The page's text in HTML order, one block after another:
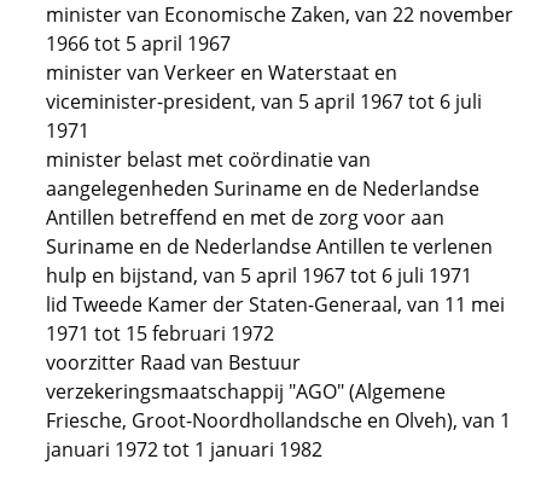
minister van Economische Zaken, van 22 november
1966 tot 5 april 1967
minister van Verkeer en Waterstaat en
viceminister-president, van 5 april 1967 tot 6 juli
1971
minister belast met coördinatie van
aangelegenheden Suriname en de Nederlandse
Antillen betreffend en met de zorg voor aan
Suriname en de Nederlandse Antillen te verlenen
hulp en bijstand, van 5 april 1967 tot 6 juli 1971
lid Tweede Kamer der Staten-Generaal, van 11 mei
1971 tot 15 februari 1972
voorzitter Raad van Bestuur
verzekeringsmaatschappij "AGO" (Algemene
Friesche, Groot-Noordhollandsche en Olveh), van 1
januari 1972 tot 1 januari 1982